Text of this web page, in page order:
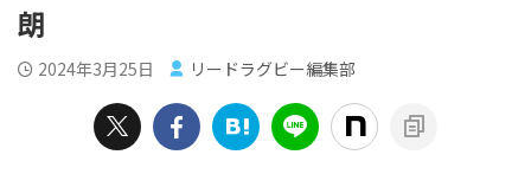
朗
2024年3月25日 リードラグビー編集部